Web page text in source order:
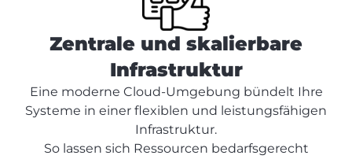
Zentrale und skalierbare
Infrastruktur
Eine moderne Cloud-Umgebung bündelt Ihre
Systeme in einer flexiblen und leistungsfähigen
Infrastruktur.
So lassen sich Ressourcen bedarfsgerecht